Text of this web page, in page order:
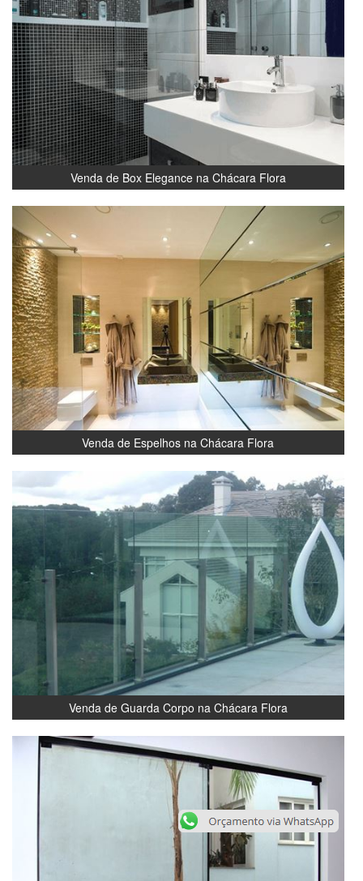
Venda de Box Elegance na Chácara Flora
Venda de Espelhos na Chácara Flora
Venda de Guarda Corpo na Chácara Flora